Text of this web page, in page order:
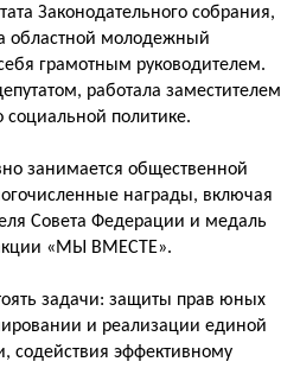
Законодательного собрания,
областной молодежный
грамотным руководителем.
работала заместителем
социальной политике.
занимается общественной
награды, включая
Совета Федерации и медаль
«МЫ ВМЕСТЕ».
задачи: защиты прав юных
и реализации единой
содействия эффективному